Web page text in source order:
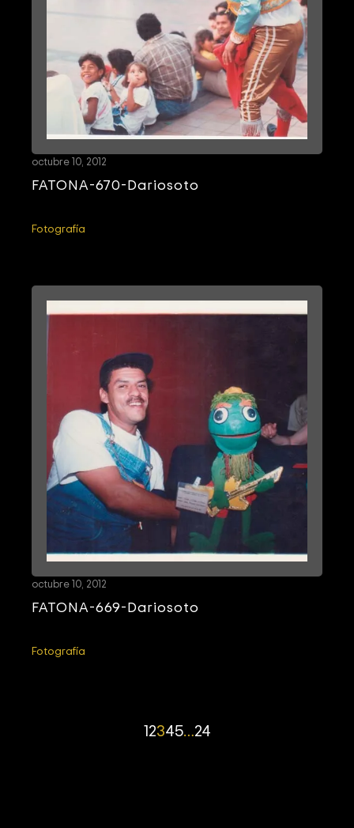
FATONA-670-Dariosoto
octubre 10, 2012
Fotografía
FATONA-669-Dariosoto
octubre 10, 2012
Fotografía
12345…24